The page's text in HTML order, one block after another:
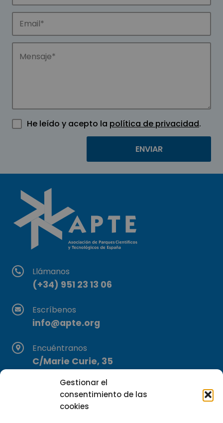
Gestionar el
consentimiento de las
cookies
He leído y acepto la política de privacidad.
Llámanos
(+34) 951 23 13 06
Escríbenos
info@apte.org
Encuéntranos
C/Marie Curie, 35